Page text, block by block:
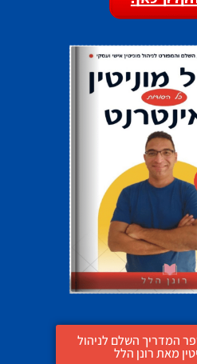
המדריך השלם לניהול
מאת רונן הלל